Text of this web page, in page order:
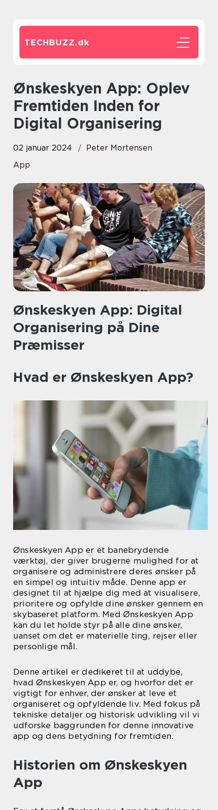
TECHBUZZ.dk
Ønskeskyen App: Oplev
Fremtiden Inden for
Digital Organisering
02 januar 2024
Peter Mortensen
App
Ønskeskyen App: Digital
Organisering på Dine
Præmisser
Hvad er Ønskeskyen App?
Ønskeskyen App er et banebrydende
værktøj, der giver brugerne mulighed for at
organisere og administrere deres ønsker på
en simpel og intuitiv måde. Denne app er
designet til at hjælpe dig med at visualisere,
prioritere og opfylde dine ønsker gennem en
skybaseret platform. Med Ønskeskyen App
kan du let holde styr på alle dine ønsker,
uanset om det er materielle ting, rejser eller
personlige mål.
Denne artikel er dedikeret til at uddybe,
hvad Ønskeskyen App er, og hvorfor det er
vigtigt for enhver, der ønsker at leve et
organiseret og opfyldende liv. Med fokus på
tekniske detaljer og historisk udvikling vil vi
udforske baggrunden for denne innovative
app og dens betydning for fremtiden.
Historien om Ønskeskyen
App